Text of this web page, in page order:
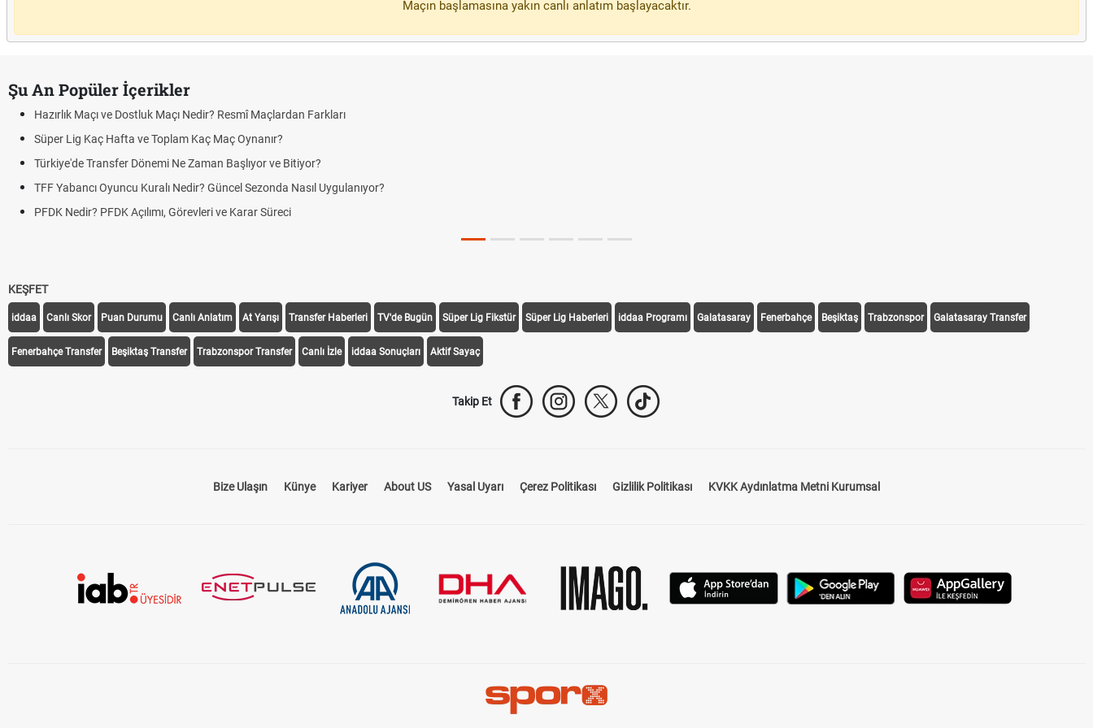
Maçın başlamasına yakın canlı anlatım başlayacaktır.
Şu An Popüler İçerikler
Hazırlık Maçı ve Dostluk Maçı Nedir? Resmî Maçlardan Farkları
Süper Lig Kaç Hafta ve Toplam Kaç Maç Oynanır?
Türkiye'de Transfer Dönemi Ne Zaman Başlıyor ve Bitiyor?
TFF Yabancı Oyuncu Kuralı Nedir? Güncel Sezonda Nasıl Uygulanıyor?
PFDK Nedir? PFDK Açılımı, Görevleri ve Karar Süreci
KEŞFET
iddaa Canlı Skor Puan Durumu Canlı Anlatım At Yarışı Transfer Haberleri TV'de Bugün Süper Lig Fikstür Süper Lig Haberleri iddaa Programı Galatasaray Fenerbahçe Beşiktaş Trabzonspor Galatasaray Transfer
Fenerbahçe Transfer Beşiktaş Transfer Trabzonspor Transfer Canlı İzle iddaa Sonuçları Aktif Sayaç
Takip Et
Bize Ulaşın Künye Kariyer About US Yasal Uyarı Çerez Politikası Gizlilik Politikası KVKK Aydınlatma Metni Kurumsal